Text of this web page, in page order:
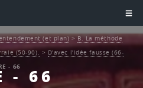
- 66
(et plan) >B. La méthode
(50-90). > D’avec l’idée fausse (66-
- 66